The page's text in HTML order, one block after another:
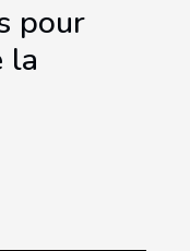
pour
la